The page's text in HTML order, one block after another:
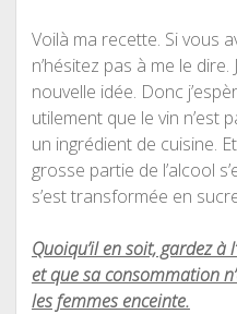
Voilà ma recette. Si vous
n’hésitez pas à me le
nouvelle idée. Donc
utilement que le vin n’est
un ingrédient de cuisine.
grosse partie de l’alcool
s’est transformée en
Quoiqu’il en soit, gardez à
et que sa consommation
les femmes enceinte.